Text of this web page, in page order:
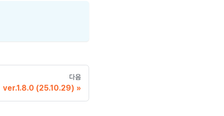
다음
ver.1.8.0 (25.10.29)